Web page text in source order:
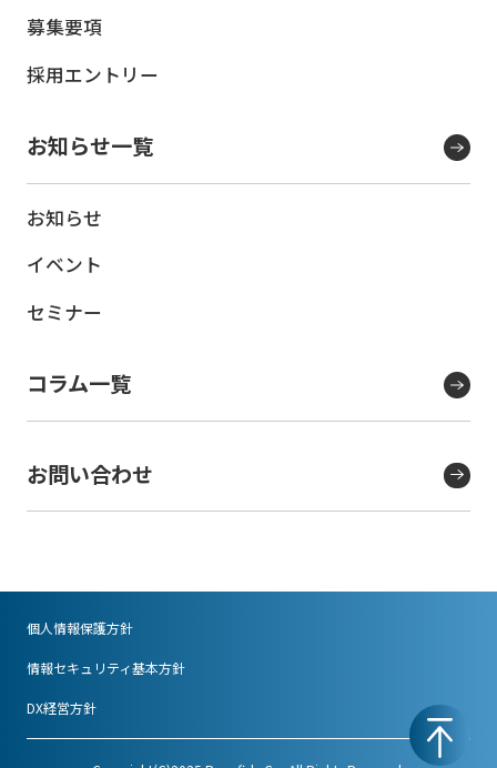
募集要項
採用エントリー
お知らせ一覧
お知らせ
イベント
セミナー
コラム一覧
お問い合わせ
個人情報保護方針
情報セキュリティ基本方針
DX経営方針